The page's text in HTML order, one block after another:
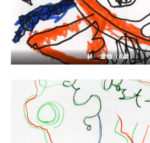
林 遼哉（4歳）